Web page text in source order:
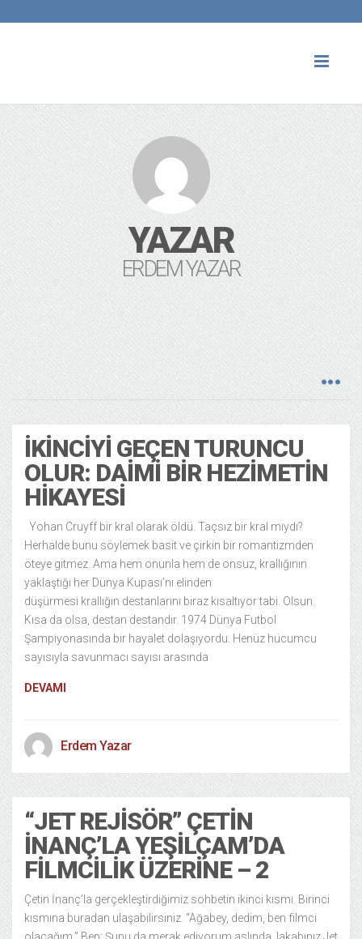
YAZAR
ERDEM YAZAR
İKINCIYI GEÇEN TURUNCU
OLUR: DAIMI BIR HEZIMETIN
HIKAYESI
Yohan Cruyff bir kral olarak öldü. Taçsız bir kral mıydı?
Herhalde bunu söylemek basit ve çirkin bir romantizmden
öteye gitmez. Ama hem onunla hem de onsuz, krallığının
yaklaştığı her Dünya Kupası’nı elinden
düşürmesi krallığın destanlarını biraz kısaltıyor tabi. Olsun.
Kısa da olsa, destan destandır. 1974 Dünya Futbol
Şampiyonasında bir hayalet dolaşıyordu. Henüz hücumcu
sayısıyla savunmacı sayısı arasında
DEVAMI
Erdem Yazar
“JET REJISÖR” ÇETIN
İNANÇ’LA YEŞILÇAM’DA
FILMCILIK ÜZERINE – 2
Çetin İnanç’la gerçekleştirdiğimiz sohbetin ikinci kısmı. Birinci
kısmına buradan ulaşabilirsiniz. “Ağabey, dedim, ben filmci